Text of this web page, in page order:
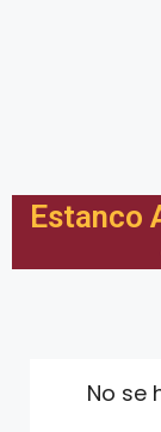
Estanco
No se